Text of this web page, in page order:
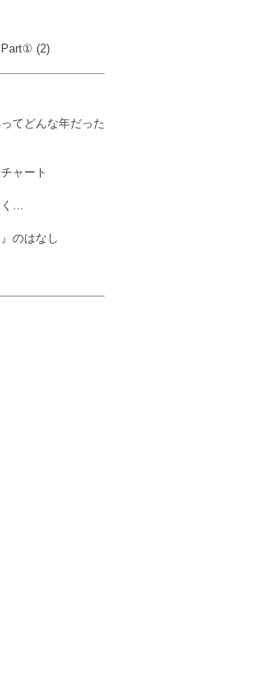
Part① (2)
てどんな年だった
ャート
…
のはなし